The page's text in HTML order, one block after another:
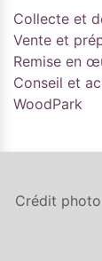
Collecte et
Vente et
Remise en
Conseil et
WoodPark
Crédit